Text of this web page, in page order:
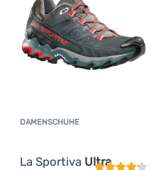
DAMENSCHUHE
La Sportiva Ultra